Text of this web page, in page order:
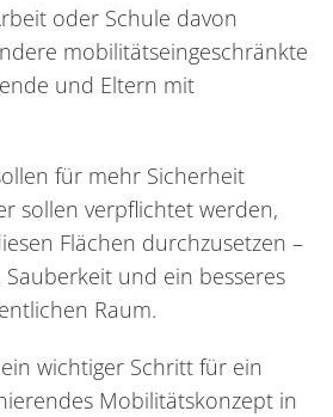
oder Schule davon
mobilitätseingeschränkte
und Eltern mit
für mehr Sicherheit
sollen verpflichtet werden,
Flächen durchzusetzen –
und ein besseres
Raum.
wichtiger Schritt für ein
Mobilitätskonzept in